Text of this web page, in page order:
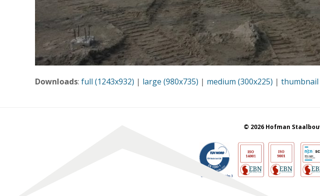
Downloads: full (1243x932) | large (980x735) | medium (300x225) | thumbnail
© 2026 Hofman